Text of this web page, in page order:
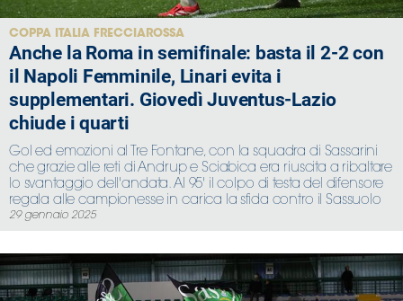
COPPA ITALIA FRECCIAROSSA
Anche la Roma in semifinale: basta il 2-2 con
il Napoli Femminile, Linari evita i
supplementari. Giovedì Juventus-Lazio
chiude i quarti
Gol ed emozioni al Tre Fontane, con la squadra di Sassarini
che grazie alle reti di Andrup e Sciabica era riuscita a ribaltare
lo svantaggio dell'andata. Al 95' il colpo di testa del difensore
regala alle campionesse in carica la sfida contro il Sassuolo
29 gennaio 2025